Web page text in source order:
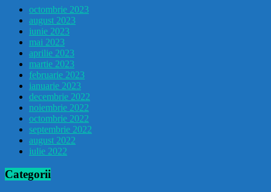
octombrie 2023
august 2023
iunie 2023
mai 2023
aprilie 2023
martie 2023
februarie 2023
ianuarie 2023
decembrie 2022
noiembrie 2022
octombrie 2022
septembrie 2022
august 2022
iulie 2022
Categorii